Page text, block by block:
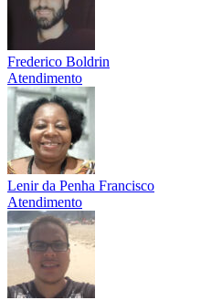
Frederico Boldrin
Atendimento
Lenir da Penha Francisco
Atendimento